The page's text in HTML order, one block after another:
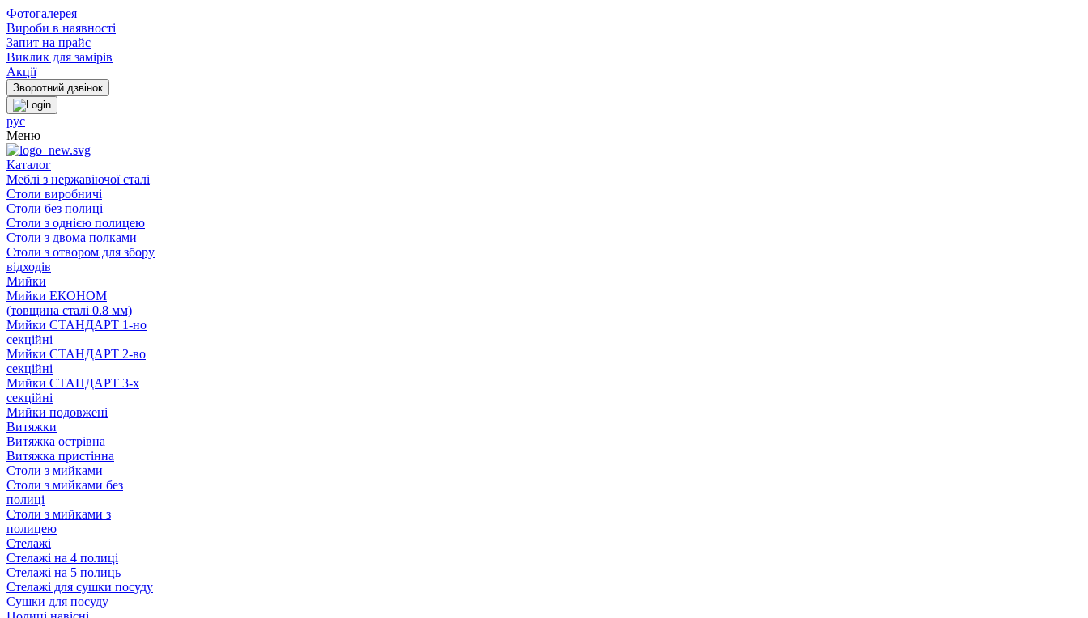
Фотогалерея
Вироби в наявності
Запит на прайс
Виклик для замірів
Акції
рус
Меню
Каталог
Меблі з нержавіючої сталі
Столи виробничі
Столи без полиці
Столи з однією полицею
Столи з двома полками
Столи з отвором для збору
відходів
Мийки
Мийки ЕКОНОМ
(товщина сталі 0.8 мм)
Мийки СТАНДАРТ 1-но
секційні
Мийки СТАНДАРТ 2-во
секційні
Мийки СТАНДАРТ 3-х
секційні
Мийки подовжені
Витяжки
Витяжка острівна
Витяжка пристінна
Столи з мийками
Столи з мийками без
полиці
Столи з мийками з
полицею
Стелажі
Стелажі на 4 полиці
Стелажі на 5 полиць
Стелажі для сушки посуду
Сушки для посуду